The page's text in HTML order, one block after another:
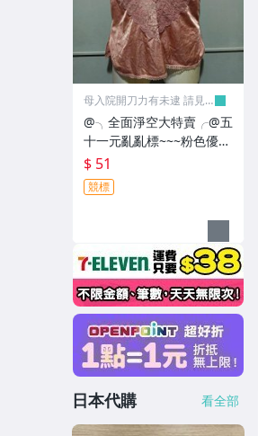
母入院開刀力有未逮 請見
@╮全面淨空大特賣╭@五
十一元亂亂標~~~粉色優雅
性感時尚睡衣
$ 51
競標
日本代購 看全部